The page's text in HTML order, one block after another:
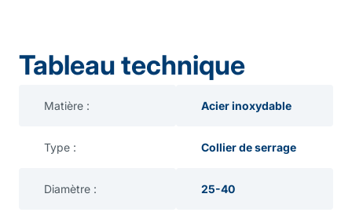
Tableau technique
Matière : Acier inoxydable
Type : Collier de serrage
Diamètre : 25-40